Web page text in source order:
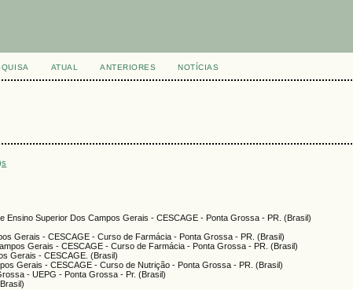
ATUAL ANTERIORES NOTÍCIAS
Ensino Superior Dos Campos Gerais - CESCAGE - Ponta Grossa - PR. (Brasil)
Gerais - CESCAGE - Curso de Farmácia - Ponta Grossa - PR. (Brasil)
Gerais - CESCAGE - Curso de Farmácia - Ponta Grossa - PR. (Brasil)
Gerais - CESCAGE. (Brasil)
Gerais - CESCAGE - Curso de Nutrição - Ponta Grossa - PR. (Brasil)
- UEPG - Ponta Grossa - Pr. (Brasil)